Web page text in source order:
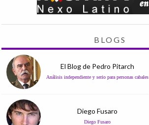
BLOGS
El Blog de Pedro Pitarch
Análisis independiente y serio para personas cabales
Diego Fusaro
Diego Fusaro